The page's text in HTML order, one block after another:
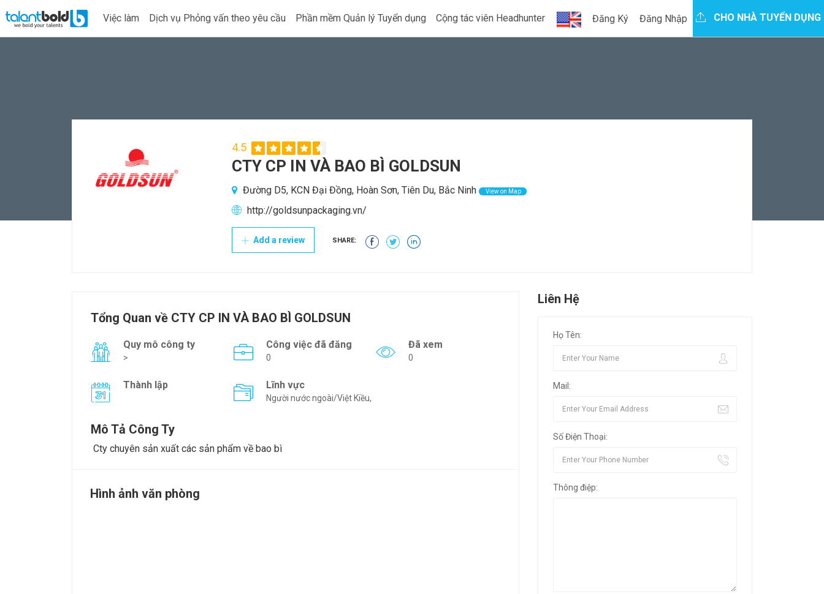
Việc làm Dịch vụ Phỏng vấn theo yêu cầu Phần mềm Quản lý Tuyển dụng Cộng tác viên Headhunter Đăng Ký Đăng Nhập CHO NHÀ TUYỂN DỤNG
4.5
CTY CP IN VÀ BAO BÌ GOLDSUN
Đường D5, KCN Đại Đồng, Hoàn Sơn, Tiên Du, Bắc Ninh View on Map
http://goldsunpackaging.vn/
Add a review SHARE:
Tổng Quan về CTY CP IN VÀ BAO BÌ GOLDSUN
Quy mô công ty
>
Công việc đã đăng
0
Đã xem
0
Thành lập Lĩnh vực
Người nước ngoài/Việt Kiều,
Mô Tả Công Ty
Cty chuyên sản xuất các sản phẩm về bao bì
Hình ảnh văn phòng
Liên Hệ
Họ Tên:
Mail:
Số Điện Thoại:
Thông điệp: